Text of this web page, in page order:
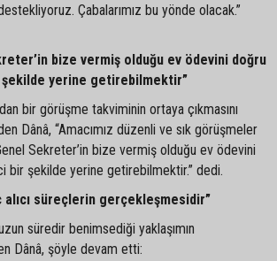
Çabalarımız bu yönde olacak.”
bize vermiş olduğu ev ödevini doğru
yerine getirebilmektir”
bir görüşme takviminin ortaya çıkmasını
Dânâ, “Amacımız düzenli ve sık görüşmeler
Sekreter’in bize vermiş olduğu ev ödevini
bir şekilde yerine getirebilmektir.” dedi.
süreçlerin gerçekleşmesidir”
uzun süredir benimsediği yaklaşımın
Dânâ, şöyle devam etti: